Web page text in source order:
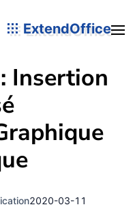
ExtendOffice
Insertion
2020-03-11